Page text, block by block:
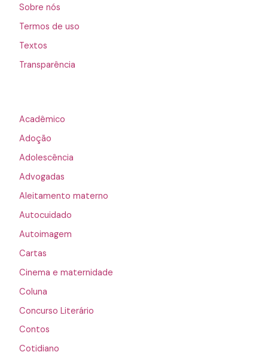
Sobre nós
Termos de uso
Textos
Transparência
Acadêmico
Adoção
Adolescência
Advogadas
Aleitamento materno
Autocuidado
Autoimagem
Cartas
Cinema e maternidade
Coluna
Concurso Literário
Contos
Cotidiano